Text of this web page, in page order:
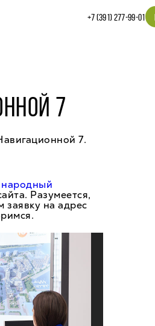
+7 (391) 277‒99‒01
7
7.
народный
Разумеется,
заявку на адрес